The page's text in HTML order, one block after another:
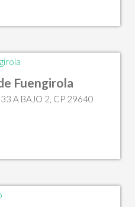
Fuengirola
A BAJO 2, CP 29640